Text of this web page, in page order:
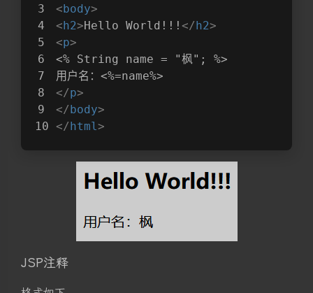
< body>
< h2>Hello World!!! </ h2>
<p>
<% String name = "枫"; %>
用户名：<%=name%>
</p>
</ body>
</ html>
JSP注释